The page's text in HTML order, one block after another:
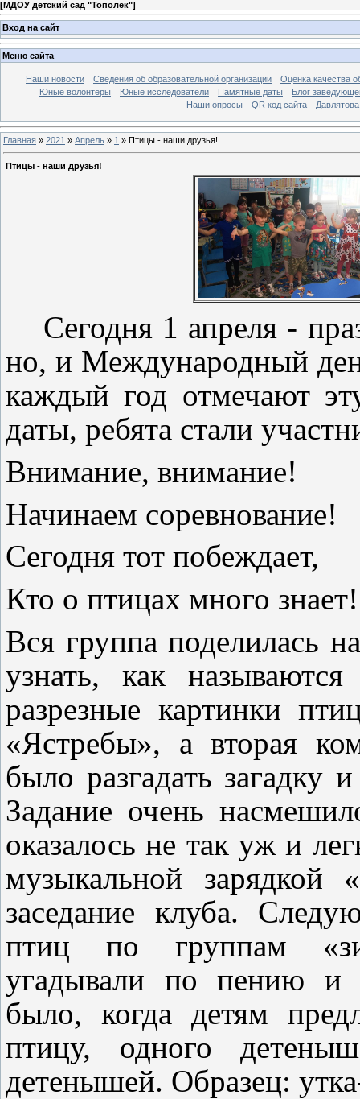
[МДОУ детский сад "Тополек"]
Вход на сайт
Меню сайта
Наши новости Сведения об образовательной организации
Оценка качества
Юные волонтеры
Юные исследователи Памятные даты
Блог
Наши опросы
QR код сайта
Главная » 2021 » Апрель » 1 » Птицы - наши друзья!
Птицы - наши друзья!
Сегодня 1 апреля -
но, и Международный
каждый год отмечают
даты, ребята стали
Внимание, внимание!
Начинаем соревнование!
Сегодня тот побеждает,
Кто о птицах много знает!
Вся группа поделилась
узнать, как
разрезные картинки
«Ястребы», а вторая
было разгадать загадку
Задание очень
оказалось не так уж и
музыкальной
заседание клуба.
птиц по группам
угадывали по пению и
было, когда детям
птицу, одного
детенышей. Образец: